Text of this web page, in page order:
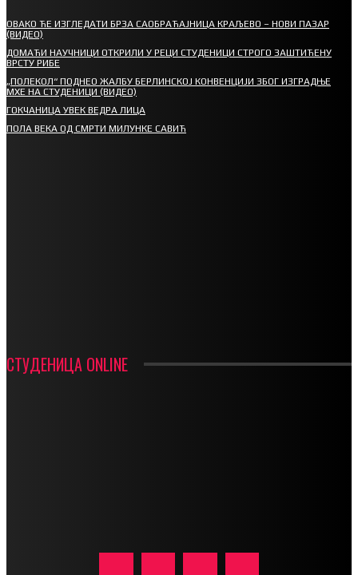
ОВАКО ЋЕ ИЗГЛЕДАТИ БРЗА САОБРАЋАЈНИЦА КРАЉЕВО – НОВИ ПАЗАР
(ВИДЕО)
ДОМАЋИ НАУЧНИЦИ ОТКРИЛИ У РЕЦИ СТУДЕНИЦИ СТРОГО ЗАШТИЋЕНУ
ВРСТУ РИБЕ
„ПОЛЕКОЛ“ ПОДНЕО ЖАЛБУ БЕРЛИНСКОЈ КОНВЕНЦИЈИ ЗБОГ ИЗГРАДЊЕ
МХЕ НА СТУДЕНИЦИ (ВИДЕО)
ГОКЧАНИЦА УВЕК ВЕДРА ЛИЦА
ПОЛА ВЕКА ОД СМРТИ МИЛУНКЕ САВИЋ
СТУДЕНИЦА ONLINE